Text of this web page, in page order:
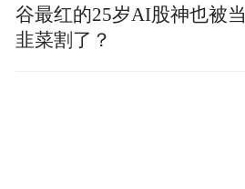
谷最红的25岁AI股神也被当
韭菜割了？